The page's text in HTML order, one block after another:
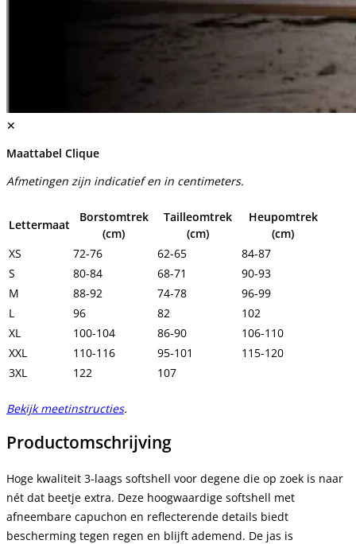
✕
Maattabel Clique
Afmetingen zijn indicatief en in centimeters.
Lettermaat
Borstomtrek
(cm)
Tailleomtrek
(cm)
Heupomtrek
(cm)
XS
72-76 62-65
84-87
S
80-84 68-71
90-93
M
88-92 74-78
96-99
L
96 82
102
XL
100-104 86-90
106-110
XXL
110-116 95-101
115-120
3XL
122 107
Bekijk meetinstructies.
Productomschrijving
Hoge kwaliteit 3-laags softshell voor degene die op zoek is naar
nét dat beetje extra. Deze hoogwaardige softshell met
afneembare capuchon en reflecterende details biedt
bescherming tegen regen en blijft ademend. De jas is